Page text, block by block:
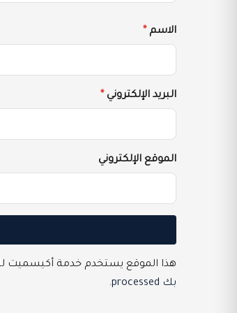
الاسم *
البريد الإلكتروني *
الموقع الإلكتروني
هذا الموقع يستخدم خدمة أكيسميت
بك processed
.